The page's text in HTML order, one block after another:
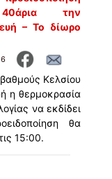
την
– Το δίωρο
Κελσίου
η θερμοκρασία
να εκδίδει
θα
15:00.